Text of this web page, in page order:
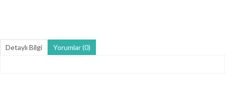
Detaylı Bilgi Yorumlar (0)